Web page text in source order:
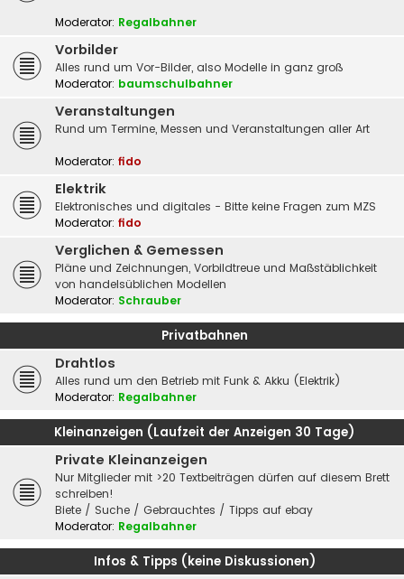
Moderator: Regalbahner
Vorbilder
Alles rund um Vor-Bilder, also Modelle in ganz groß
Moderator: baumschulbahner
Veranstaltungen
Rund um Termine, Messen und Veranstaltungen aller Art
Moderator: fido
Elektrik
Elektronisches und digitales - Bitte keine Fragen zum MZS
Moderator: fido
Verglichen & Gemessen
Pläne und Zeichnungen, Vorbildtreue und Maßstäblichkeit
von handelsüblichen Modellen
Moderator: Schrauber
Privatbahnen
Drahtlos
Alles rund um den Betrieb mit Funk & Akku (Elektrik)
Moderator: Regalbahner
Kleinanzeigen (Laufzeit der Anzeigen 30 Tage)
Private Kleinanzeigen
Nur Mitglieder mit >20 Textbeiträgen dürfen auf diesem Brett
schreiben!
Biete / Suche / Gebrauchtes / Tipps auf ebay
Moderator: Regalbahner
Infos & Tipps (keine Diskussionen)